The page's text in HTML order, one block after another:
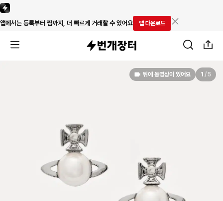
앱에서는 등록부터 찜까지, 더 빠르게 거래할 수 있어요 앱 다운로드
뒤에 동영상이 있어요 1 / 5